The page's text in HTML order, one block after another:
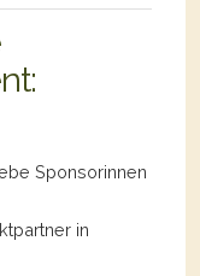
Sponsorinnen
in